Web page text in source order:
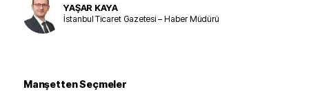
YAŞAR KAYA
İstanbul Ticaret Gazetesi – Haber Müdürü
Manşetten Seçmeler